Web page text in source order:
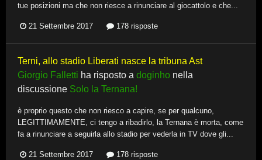
tue posizioni ma che non riesce a rinunciare al giocattolo e che...
21 Settembre 2017 178 risposte
Terni, allo stadio Liberati nasce la tribuna Ast
Giorgio Falletti ha risposto a doginho nella
discussione Solo la Ternana!
è proprio questo che non riesco a capire, se per qualcuno,
LEGITTIMAMENTE, ci tengo a ribadirlo, la Ternana è morta, come
fa a rinunciare a seguirla allo stadio per vederla in TV dove gli...
21 Settembre 2017 178 risposte